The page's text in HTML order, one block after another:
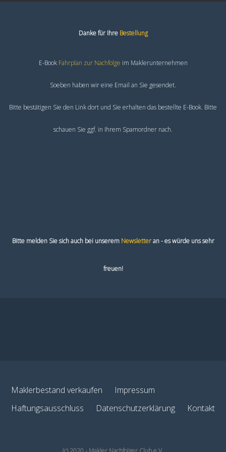
Danke für Ihre Bestellung
E-Book Fahrplan zur Nachfolge im Maklerunternehmen
Soeben haben wir eine Email an Sie gesendet.
Bitte bestätigen Sie den Link dort und Sie erhalten das bestellte E-Book. Bitte
schauen Sie ggf. in Ihrem Spamordner nach.
Bitte melden Sie sich auch bei unserem Newsletteran - es würde uns sehr
freuen!
Maklerbestand verkaufen
Impressum
Haftungsausschluss
Datenschutzerklärung Kontakt